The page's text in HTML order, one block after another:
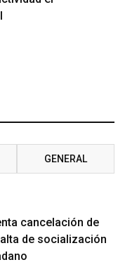
GENERAL
cancelación de
de socialización